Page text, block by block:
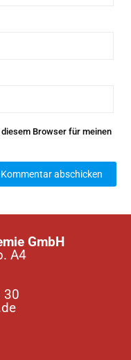
Browser für meinen
GmbH
A4
30